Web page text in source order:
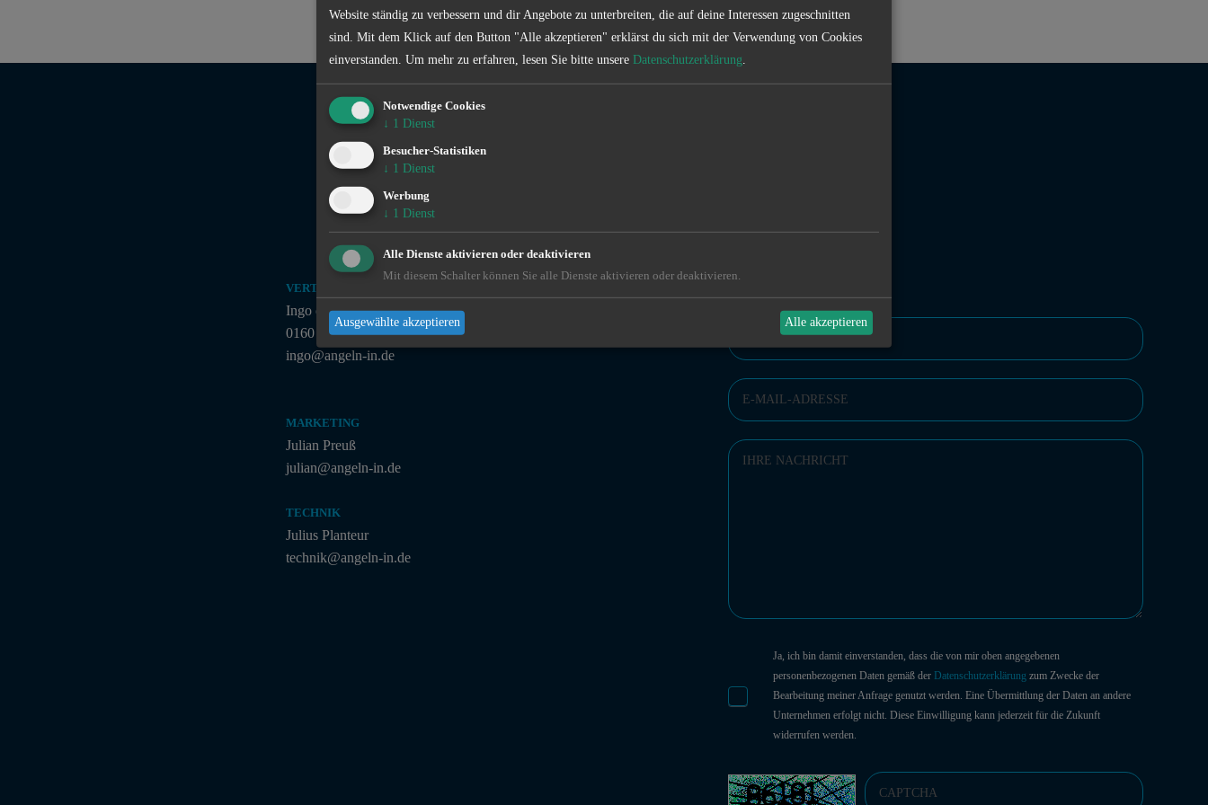
VERTRIEB
Ingo de Jonge
0160 - 90 61 39 43
ingo@angeln-in.de
MARKETING
Julian Preuß
julian@angeln-in.de
TECHNIK
Julius Planteur
technik@angeln-in.de
Ja, ich bin damit einverstanden, dass die von mir oben angegebenen
personenbezogenen Daten gemäß der Datenschutzerklärung zum Zwecke der
Bearbeitung meiner Anfrage genutzt werden. Eine Übermittlung der Daten an andere
Unternehmen erfolgt nicht. Diese Einwilligung kann jederzeit für die Zukunft
widerrufen werden.
Website ständig zu verbessern und dir Angebote zu unterbreiten, die auf deine Interessen zugeschnitten
sind. Mit dem Klick auf den Button "Alle akzeptieren" erklärst du sich mit der Verwendung von Cookies
einverstanden. Um mehr zu erfahren, lesen Sie bitte unsere Datenschutzerklärung.
Notwendige Cookies
↓ 1 Dienst
Besucher-Statistiken
↓ 1 Dienst
Werbung
↓ 1 Dienst
Alle Dienste aktivieren oder deaktivieren
Mit diesem Schalter können Sie alle Dienste aktivieren oder deaktivieren.
Ausgewählte akzeptieren Alle akzeptieren